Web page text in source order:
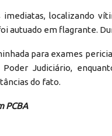
imediatas, localizando
autuado em flagrante.
para exames
Poder Judiciário,
do fato.
PCBA